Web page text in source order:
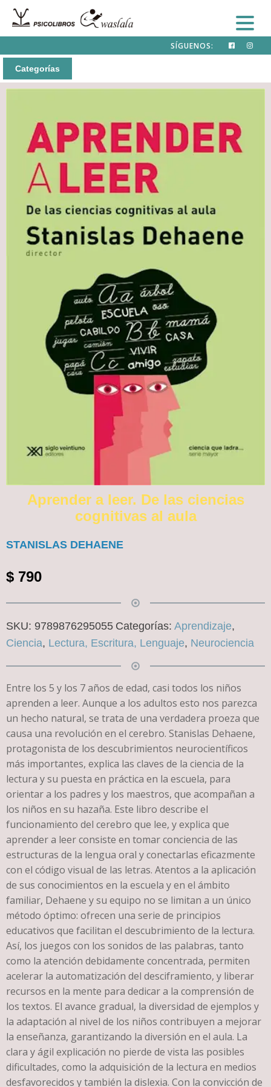
SÍGUENOS:
Categorías
Aprender a leer. De las ciencias
cognitivas al aula
STANISLAS DEHAENE
$ 790
SKU: 9789876295055 Categorías: Aprendizaje,
Ciencia, Lectura, Escritura, Lenguaje, Neurociencia
Entre los 5 y los 7 años de edad, casi todos los niños
aprenden a leer. Aunque a los adultos esto nos parezca
un hecho natural, se trata de una verdadera proeza que
causa una revolución en el cerebro. Stanislas Dehaene,
protagonista de los descubrimientos neurocientíficos
más importantes, explica las claves de la ciencia de la
lectura y su puesta en práctica en la escuela, para
orientar a los padres y los maestros, que acompañan a
los niños en su hazaña. Este libro describe el
funcionamiento del cerebro que lee, y explica que
aprender a leer consiste en tomar conciencia de las
estructuras de la lengua oral y conectarlas eficazmente
con el código visual de las letras. Atentos a la aplicación
de sus conocimientos en la escuela y en el ámbito
familiar, Dehaene y su equipo no se limitan a un único
método óptimo: ofrecen una serie de principios
educativos que facilitan el descubrimiento de la lectura.
Así, los juegos con los sonidos de las palabras, tanto
como la atención debidamente concentrada, permiten
acelerar la automatización del desciframiento, y liberar
recursos en la mente para dedicar a la comprensión de
los textos. El avance gradual, la diversidad de ejemplos y
la adaptación al nivel de los niños contribuyen a mejorar
la enseñanza, garantizando la diversión en el aula. La
clara y ágil explicación no pierde de vista las posibles
dificultades, como la adquisición de la lectura en medios
desfavorecidos y también la dislexia. Con la convicción de